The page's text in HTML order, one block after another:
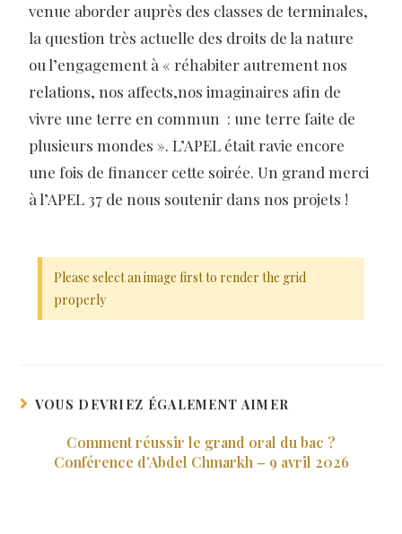
venue aborder auprès des classes de terminales,
la question très actuelle des droits de la nature
ou l’engagement à « réhabiter autrement nos
relations, nos affects,nos imaginaires afin de
vivre une terre en commun : une terre faite de
plusieurs mondes ». L’APEL était ravie encore
une fois de financer cette soirée. Un grand merci
à l’APEL 37 de nous soutenir dans nos projets !
Please select an image first to render the grid
properly
VOUS DEVRIEZ ÉGALEMENT AIMER
Comment réussir le grand oral du bac ?
Conférence d’Abdel Chmarkh – 9 avril 2026